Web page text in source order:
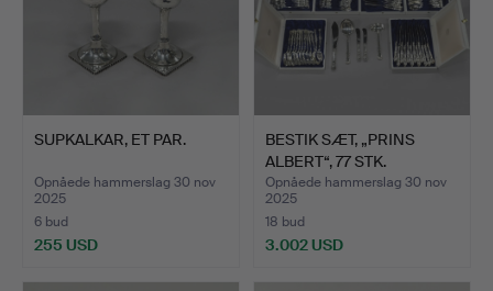
SUPKALKAR, ET PAR.
Opnåede hammerslag 30 nov
2025
6 bud
255 USD
BESTIK SÆT, „PRINS
ALBERT“, 77 STK.
Opnåede hammerslag 30 nov
2025
18 bud
3.002 USD